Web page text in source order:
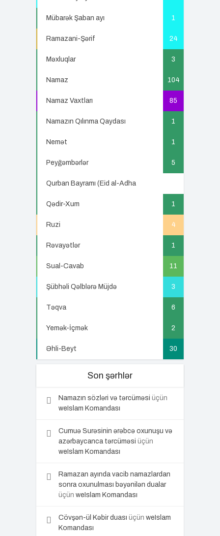
Mübarək Şaban ayı 1
Ramazani-Şərif 24
Məxluqlar 3
Namaz 104
Namaz Vaxtları 85
Namazın Qılınma Qaydası 1
Nemət 1
Peyğəmbərlər 5
Qurban Bayramı (Eid al-Adha
Qədir-Xum 1
Ruzi 4
Rəvayətlər 1
Sual-Cavab 11
Şübhəli Qəlblərə Müjdə 3
Təqva 6
Yemək-İçmək 2
Əhli-Beyt 30
Son şərhlər
Namazın sözləri və tərcüməsi üçün
weIslam Komandası
Cumuə Surəsinin ərəbcə oxunuşu və
azərbaycanca tərcüməsi üçün
weIslam Komandası
Ramazan ayında vacib namazlardan
sonra oxunulması bəyənilən dualar
üçün weIslam Komandası
Cövşən-ül Kəbir duası üçün weIslam
Komandası